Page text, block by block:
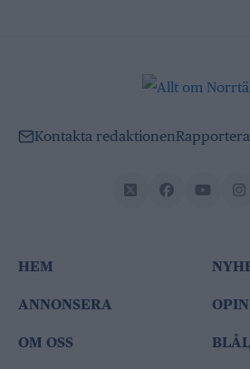
Kontakta redaktionen
HEM
ANNONSERA
OM OSS